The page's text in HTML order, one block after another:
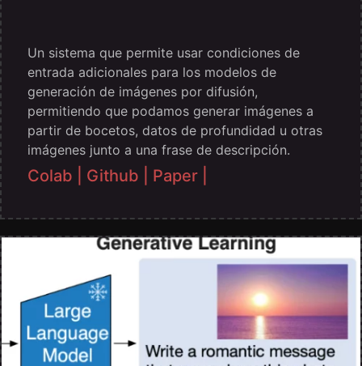
Un sistema que permite usar condiciones de
entrada adicionales para los modelos de
generación de imágenes por difusión,
permitiendo que podamos generar imágenes a
partir de bocetos, datos de profundidad u otras
imágenes junto a una frase de descripción.
Colab | Github | Paper |